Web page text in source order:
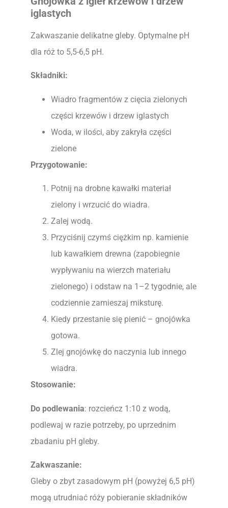
iglastych
Zakwaszanie delikatne gleby. Optymalne pH
dla róż to 5,5-6,5 pH.
Składniki:
Wiadro fragmentów z cięcia zielonych
części krzewów i drzew iglastych
Woda, w ilości, aby zakryła części
zielone
Przygotowanie:
Potnij na drobne kawałki materiał
zielony i wrzucić do wiadra.
Zalej wodą.
Przyciśnij czymś ciężkim np. kamienie
lub kawałkiem drewna (zapobiegnie
wypływaniu na wierzch materiału
zielonego) i odstaw na 1–2 tygodnie, ale
codziennie zamieszaj miksturę.
Kiedy przestanie się pienić – gnojówka
gotowa.
Zlej gnojówkę do naczynia lub innego
wiadra.
Stosowanie:
Do podlewania: rozcieńcz 1:10 z wodą,
podlewaj w razie potrzeby, po uprzednim
zbadaniu pH gleby.
Zakwaszanie:
Gleby o zbyt zasadowym pH (powyżej 6,5 pH)
mogą utrudniać róży pobieranie składników